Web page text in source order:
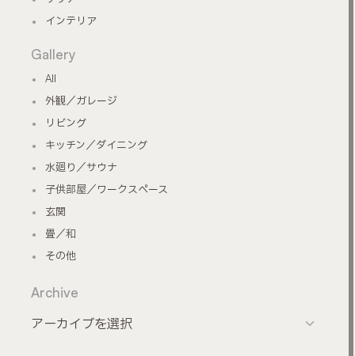
インテリア
Gallery
All
外観／ガレージ
リビング
キッチン／ダイニング
水廻り／サウナ
子供部屋／ワークスペース
玄関
畳／和
その他
Archive